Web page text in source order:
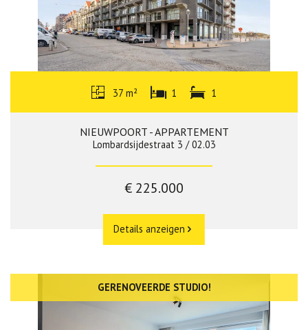
37 m² 1 1
NIEUWPOORT - APPARTEMENT
Lombardsijdestraat 3 / 02.03
€ 225.000
Details anzeigen
GERENOVEERDE STUDIO!